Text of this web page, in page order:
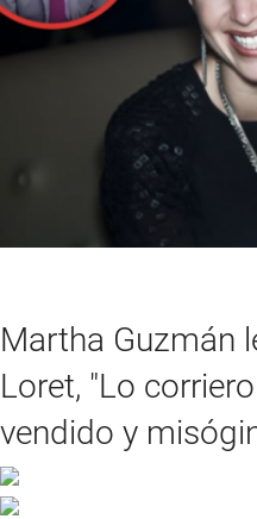
Martha Guzmán
Loret, "Lo
vendido y